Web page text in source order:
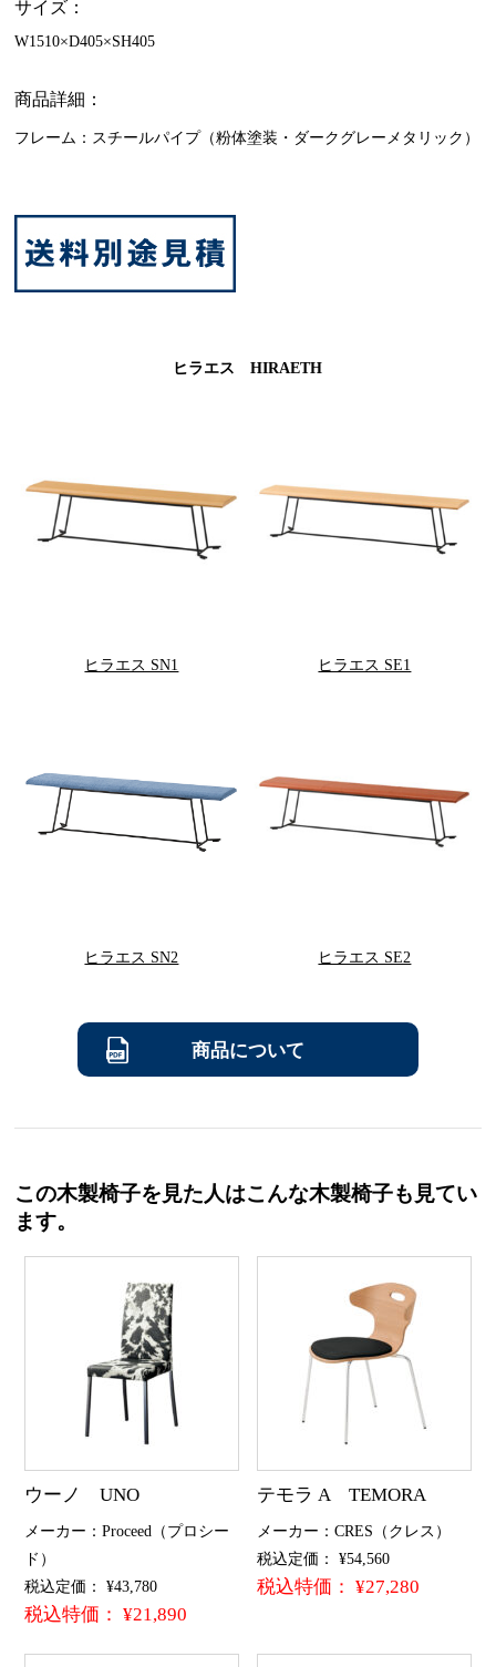
サイズ：
W1510×D405×SH405
商品詳細：
フレーム：スチールパイプ（粉体塗装・ダークグレーメタリック）
ヒラエス HIRAETH
ヒラエス SN1 ヒラエス SE1
ヒラエス SN2 ヒラエス SE2
商品について
この木製椅子を見た人はこんな木製椅子も見てい
ます。
ウーノ UNO
メーカー：Proceed（プロシー
ド）
税込定価： ¥43,780
税込特価： ¥21,890
テモラ A TEMORA
メーカー：CRES（クレス）
税込定価： ¥54,560
税込特価： ¥27,280